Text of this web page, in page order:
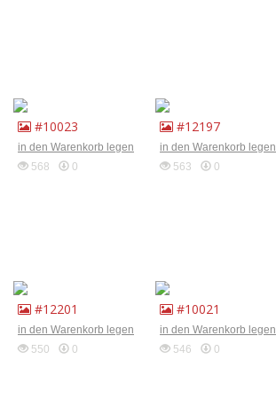
#10023
in den Warenkorb legen
568
0
#12197
in den Warenkorb legen
563
0
#12201
in den Warenkorb legen
550
0
#10021
in den Warenkorb legen
546
0